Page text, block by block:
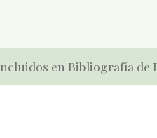
en Bibliografía de